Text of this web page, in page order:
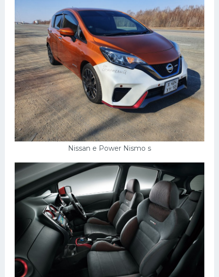
Nissan e Power Nismo s